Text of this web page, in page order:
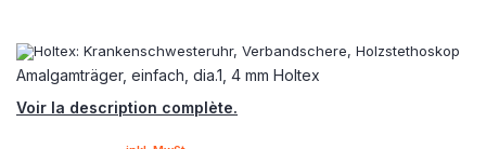
Amalgamträger, einfach, dia.1, 4 mm Holtex
Voir la description complète.